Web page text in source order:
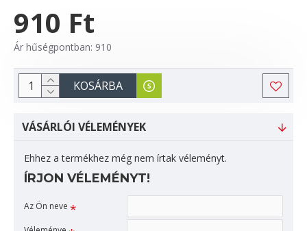
910 Ft
Ár hűségpontban: 910
KOSÁRBA
VÁSÁRLÓI VÉLEMÉNYEK
Ehhez a termékhez még nem írtak véleményt.
ÍRJON VÉLEMÉNYT!
Az Ön neve